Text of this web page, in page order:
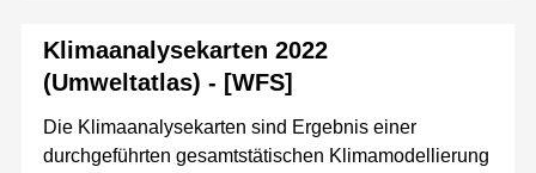
Klimaanalysekarten 2022
(Umweltatlas) - [WFS]
Die Klimaanalysekarten sind Ergebnis einer
durchgeführten gesamtstätischen Klimamodellierung